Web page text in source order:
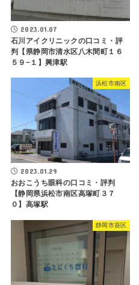
2023.01.07
石川アイクリニックの口コミ・評
判【県静岡市清水区八木間町１６
５９−１】興津駅
浜松市南区
2023.01.29
おおこうち眼科の口コミ・評判
【静岡県浜松市南区高塚町３７
０】高塚駅
静岡市葵区